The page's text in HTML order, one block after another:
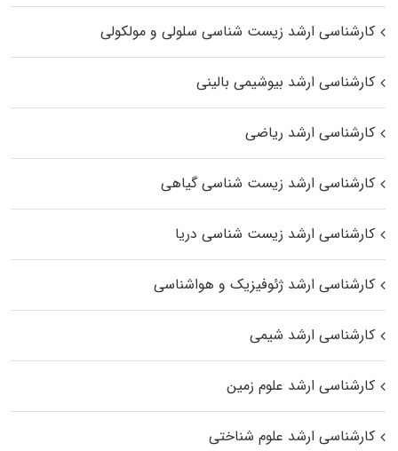
کارشناسی ارشد زیست شناسی سلولی و مولکولی
کارشناسی ارشد بیوشیمی بالینی
کارشناسی ارشد ریاضی
کارشناسی ارشد زیست‌ شناسی گیاهی
کارشناسی ارشد زیست‌ شناسی دریا
کارشناسی ارشد ژئوفیزیک و هواشناسی
کارشناسی ارشد شیمی
کارشناسی ارشد علوم زمین
کارشناسی ارشد علوم شناختی